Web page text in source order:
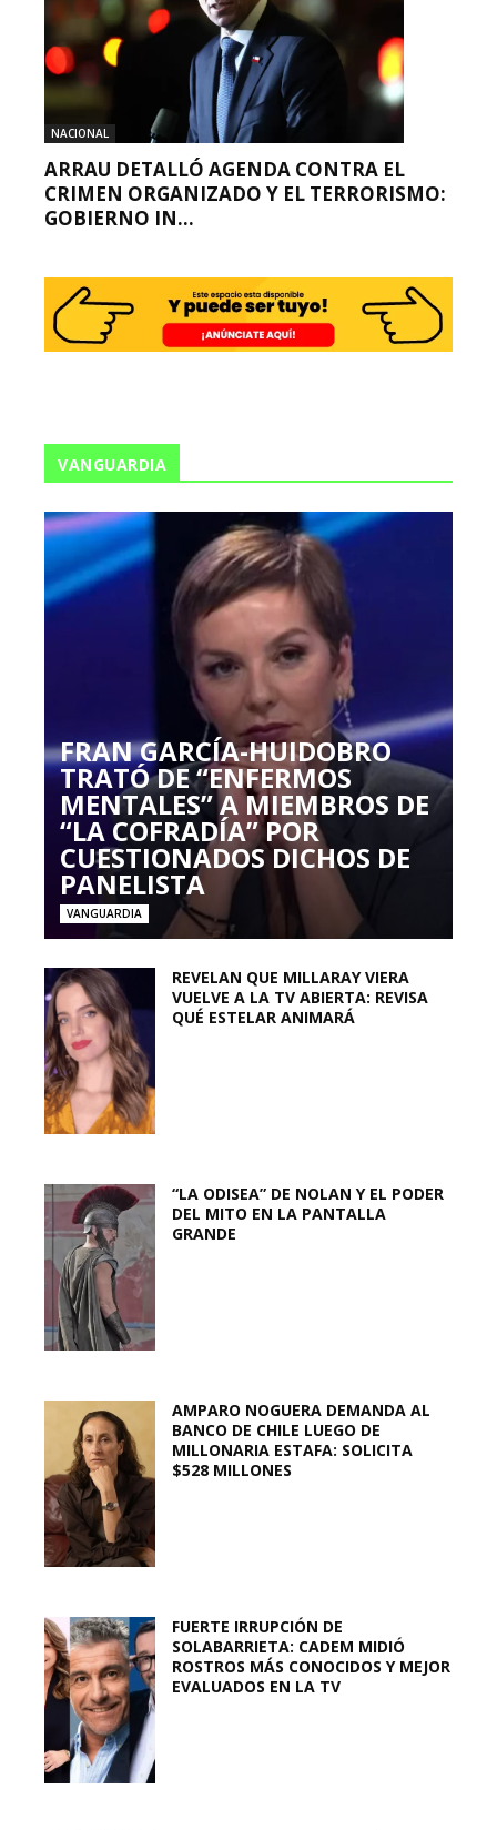
NACIONAL
ARRAU DETALLÓ AGENDA CONTRA EL
CRIMEN ORGANIZADO Y EL TERRORISMO:
GOBIERNO IN...
VANGUARDIA
FRAN GARCÍA-HUIDOBRO
TRATÓ DE “ENFERMOS
MENTALES” A MIEMBROS DE
“LA COFRADÍA” POR
CUESTIONADOS DICHOS DE
PANELISTA
VANGUARDIA
REVELAN QUE MILLARAY VIERA
VUELVE A LA TV ABIERTA: REVISA
QUÉ ESTELAR ANIMARÁ
“LA ODISEA” DE NOLAN Y EL PODER
DEL MITO EN LA PANTALLA
GRANDE
AMPARO NOGUERA DEMANDA AL
BANCO DE CHILE LUEGO DE
MILLONARIA ESTAFA: SOLICITA
$528 MILLONES
FUERTE IRRUPCIÓN DE
SOLABARRIETA: CADEM MIDIÓ
ROSTROS MÁS CONOCIDOS Y MEJOR
EVALUADOS EN LA TV